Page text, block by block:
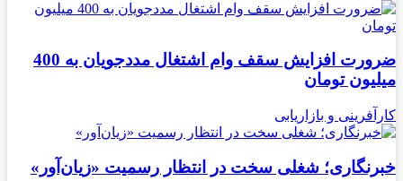
ضرورت افزایش سقف وام اشتغال مددجویان به 400
میلیون تومان
کارآفرینی و بازاریابی
خبرنگاری؛ شغلی سخت در انتظار رسمیت «زیان‌آور»